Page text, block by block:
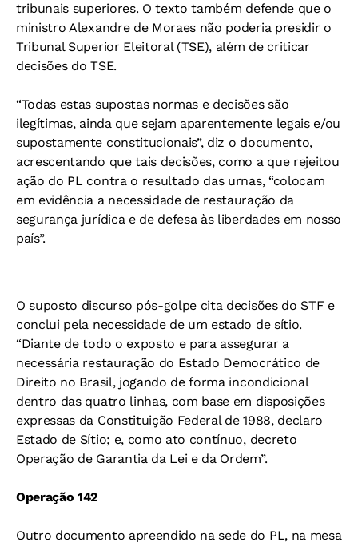
tribunais superiores. O texto também defende que o
ministro Alexandre de Moraes não poderia presidir o
Tribunal Superior Eleitoral (TSE), além de criticar
decisões do TSE.
“Todas estas supostas normas e decisões são
ilegítimas, ainda que sejam aparentemente legais e/ou
supostamente constitucionais”, diz o documento,
acrescentando que tais decisões, como a que rejeitou
ação do PL contra o resultado das urnas, “colocam
em evidência a necessidade de restauração da
segurança jurídica e de defesa às liberdades em nosso
país”.
O suposto discurso pós-golpe cita decisões do STF e
conclui pela necessidade de um estado de sítio.
“Diante de todo o exposto e para assegurar a
necessária restauração do Estado Democrático de
Direito no Brasil, jogando de forma incondicional
dentro das quatro linhas, com base em disposições
expressas da Constituição Federal de 1988, declaro
Estado de Sítio; e, como ato contínuo, decreto
Operação de Garantia da Lei e da Ordem”.
Operação 142
Outro documento apreendido na sede do PL, na mesa